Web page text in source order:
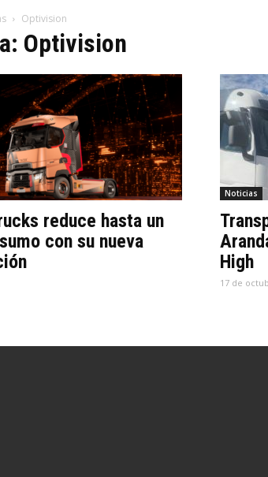
Optivision
Optivision
reduce hasta un
con su nueva
Noticias
High
17 de